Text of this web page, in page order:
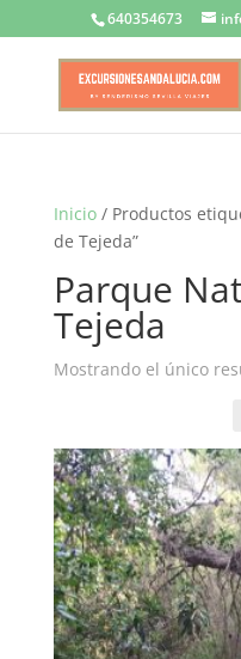
640354673
Inicio/ Productos
de Tejeda”
Parque
Tejeda
Mostrando el único